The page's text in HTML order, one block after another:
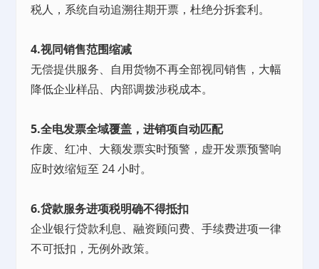
税人，系统自动追溯往期开票，杜绝分拆套利。
4.视同销售范围缩减
无偿提供服务、自用货物不再全部视同销售，大幅
降低企业样品、内部调拨涉税成本。
5.全电发票全域覆盖，进销项自动匹配
作废、红冲、大额发票实时预警，虚开发票预警响
应时效缩短至 24 小时。
6.贷款服务进项税明确不得抵扣
企业银行贷款利息、融资顾问费、手续费进项一律
不可抵扣，无例外政策。